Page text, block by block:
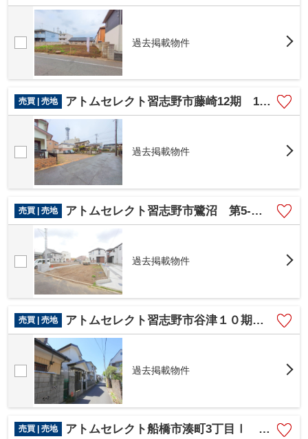
過去掲載物件
売買 | 売地 アトムセレクト習志野市藤崎12期 1号地
過去掲載物件
売買 | 売地 アトムセレクト習志野市鷺沼 第5-４区画
過去掲載物件
売買 | 売地 アトムセレクト習志野市谷津１０期１号地
過去掲載物件
売買 | 売地 アトムセレクト船橋市湊町3丁目Ⅰ №1